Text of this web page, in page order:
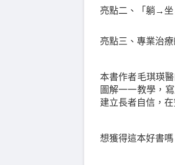
亮點二、「躺→坐
亮點三、專業治
本書作者毛琪瑛
圖解一一教學，
建立長者自信，
想獲得這本好書嗎